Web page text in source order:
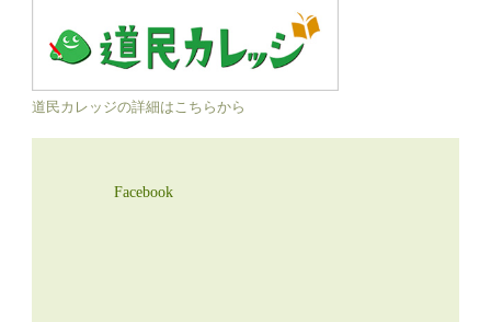
道民カレッジの詳細はこちらから
Facebook